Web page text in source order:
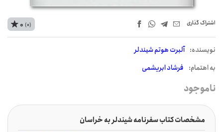
اشتراک‌ گذاری
نويسنده: آلبرت هوتم شیندلر
به اهتمام: فرشاد ابریشمی
0 (0)
ناموجود
مشخصات کتاب سفرنامه شیندلر به خراسان